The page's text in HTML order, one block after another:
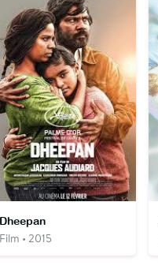
• 2015